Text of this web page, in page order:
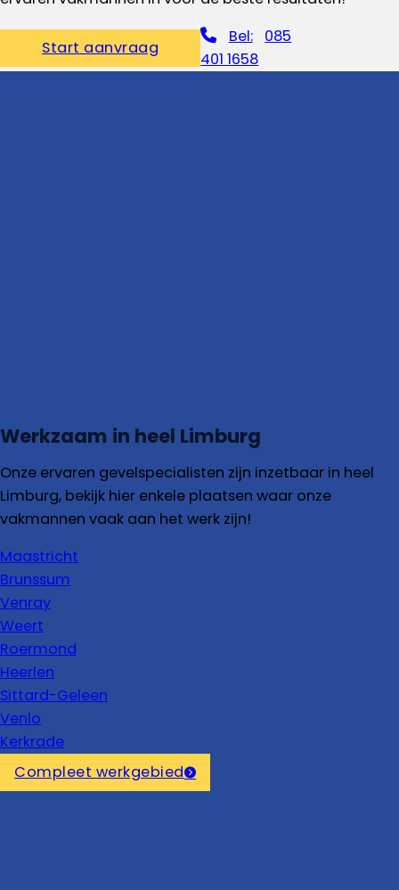
Start aanvraag
Bel:
085
401 1658
Werkzaam in heel Limburg
Onze ervaren gevelspecialisten zijn inzetbaar in heel
Limburg, bekijk hier enkele plaatsen waar onze
vakmannen vaak aan het werk zijn!
Maastricht
Brunssum
Venray
Weert
Roermond
Heerlen
Sittard-Geleen
Venlo
Kerkrade
Compleet werkgebied